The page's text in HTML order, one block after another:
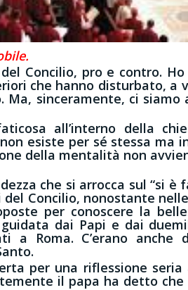
Concilio, pro e contro. Ho
che hanno disturbato,
sinceramente, ci
all’interno della
esiste per sé stessa ma
della mentalità non
che si arrocca sul “si è
Concilio, nonostante
per conoscere la
dai Papi e dai
a Roma. C’erano anche
per una riflessione
il papa ha detto